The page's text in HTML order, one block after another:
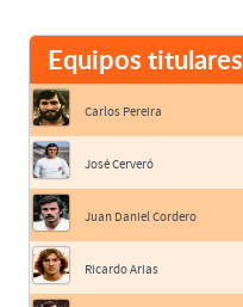
Equipos titulares
Carlos Pereira
José Cerveró
Juan Daniel Cordero
Ricardo Arias